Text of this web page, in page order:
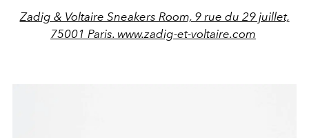
Zadig & Voltaire Sneakers Room, 9 rue du 29 juillet,
75001 Paris. www.zadig-et-voltaire.com